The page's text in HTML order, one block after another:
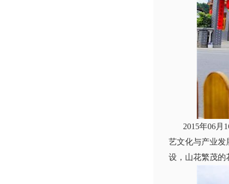
2015年06月
艺文化与产业发
设，山花繁茂的